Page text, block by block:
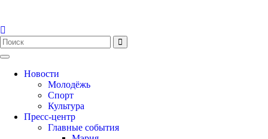
Новости
Молодёжь
Спорт
Культура
Пресс-центр
Главные события